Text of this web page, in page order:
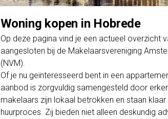
Woning kopen in Hobrede
Op deze pagina vind je een actueel overzicht
aangesloten bij de Makelaarsvereniging
(NVM).
Of je nu geïnteresseerd bent in een
aanbod is zorgvuldig samengesteld door
makelaars zijn lokaal betrokken en staan
huurproces. Zij bieden niet alleen deskundig